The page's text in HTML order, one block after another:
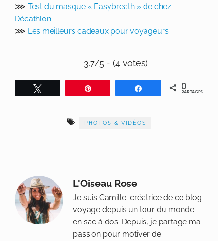
⋙ Test du masque « Easybreath » de chez
Décathlon
⋙ Les meilleurs cadeaux pour voyageurs
3.7/5 - (4 votes)
Partagez 0
PARTAGES
PHOTOS & VIDÉOS
L'Oiseau Rose
Je suis Camille, créatrice de ce blog
voyage depuis un tour du monde
en sac à dos. Depuis, je partage ma
passion pour motiver de